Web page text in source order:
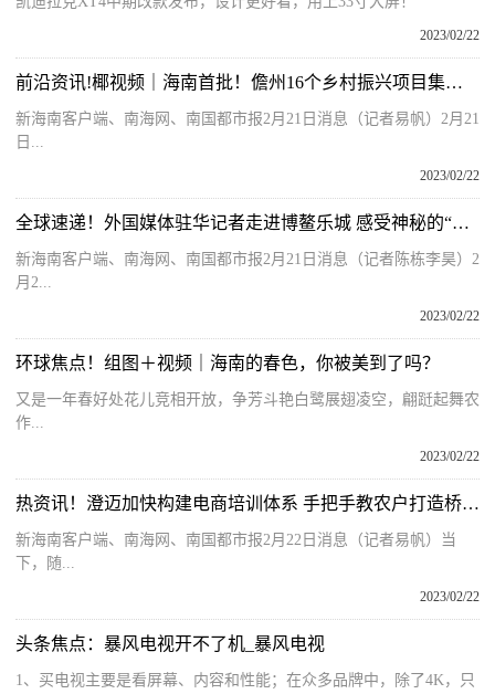
2023/02/22
前沿资讯!椰视频｜海南首批！儋州16个乡村振兴项目集中开工
新海南客户端、南海网、南国都市报2月21日消息（记者易帆）2月21
日...
2023/02/22
全球速递！外国媒体驻华记者走进博鳌乐城 感受神秘的“东方力量”和高端“黑科技”
新海南客户端、南海网、南国都市报2月21日消息（记者陈栋李昊）2
月2...
2023/02/22
环球焦点！组图＋视频｜海南的春色，你被美到了吗？
又是一年春好处花儿竞相开放，争芳斗艳白鹭展翅凌空，翩跹起舞农
作...
2023/02/22
热资讯！澄迈加快构建电商培训体系 手把手教农户打造桥头地瓜网红品牌
新海南客户端、南海网、南国都市报2月22日消息（记者易帆）当
下，随...
2023/02/22
头条焦点：暴风电视开不了机_暴风电视
1、买电视主要是看屏幕、内容和性能；在众多品牌中，除了4K，只